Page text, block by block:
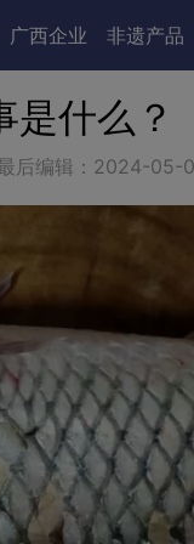
广西企业 非遗产品
是什么？
后编辑： 2024-05-